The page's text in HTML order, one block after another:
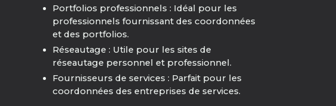
Portfolios professionnels : Idéal pour les
professionnels fournissant des coordonnées
et des portfolios.
Réseautage : Utile pour les sites de
réseautage personnel et professionnel.
Fournisseurs de services : Parfait pour les
coordonnées des entreprises de services.